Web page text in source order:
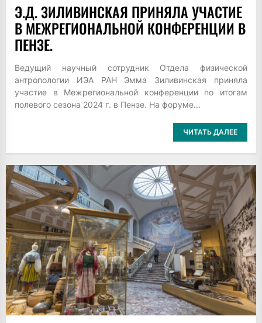
Э.Д. ЗИЛИВИНСКАЯ ПРИНЯЛА УЧАСТИЕ
В МЕЖРЕГИОНАЛЬНОЙ КОНФЕРЕНЦИИ В
ПЕНЗЕ.
Ведущий научный сотрудник Отдела физической
антропологии ИЭА РАН Эмма Зиливинская приняла
участие в Межрегиональной конференции по итогам
полевого сезона 2024 г. в Пензе. На форуме...
ЧИТАТЬ ДАЛЕЕ